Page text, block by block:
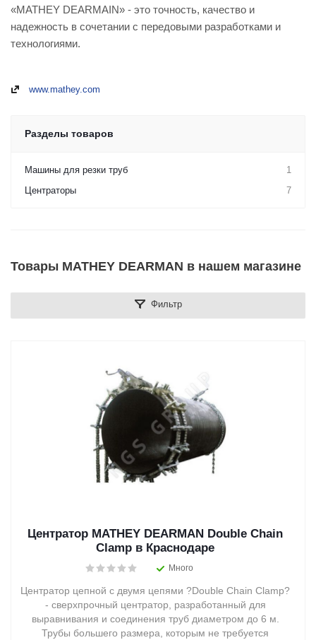
«MATHEY DEARMAIN» - это точность, качество и
надежность в сочетании с передовыми разработками и
технологиями.
www.mathey.com
Разделы товаров
Машины для резки труб
1
Центраторы
7
Товары MATHEY DEARMAN в нашем магазине
Фильтр
Центратор MATHEY DEARMAN Double Chain
Clamp в Краснодаре
Много
Центратор цепной с двумя цепями ?Double Chain Clamp?
- сверхпрочный центратор, разработанный для
выравнивания и соединения труб диаметром до 6 м.
Трубы большего размера, которым не требуется